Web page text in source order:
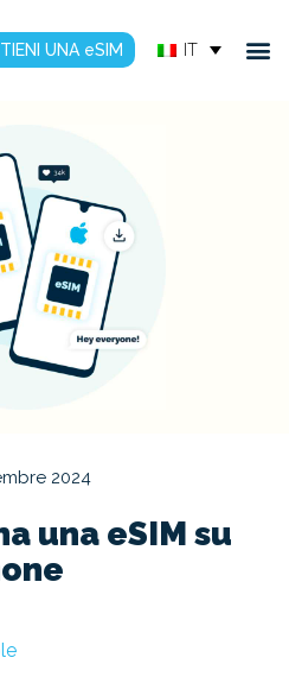
UNA eSIM IT
2024
una eSIM su